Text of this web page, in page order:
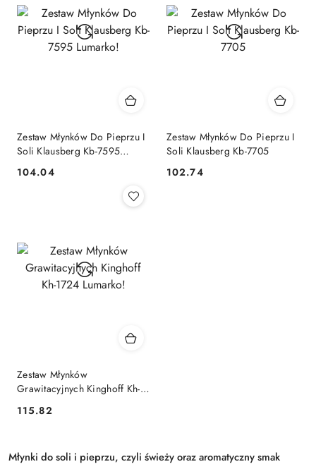
Zestaw Młynków Do Pieprzu I
Soli Klausberg Kb-7595
Cena:
104.04
Zestaw Młynków Do Pieprzu I
Soli Klausberg Kb-7705
Cena:
102.74
Zestaw Młynków
Grawitacyjnych Kinghoff Kh-
Cena:
115.82
Młynki do soli i pieprzu, czyli świeży oraz aromatyczny smak